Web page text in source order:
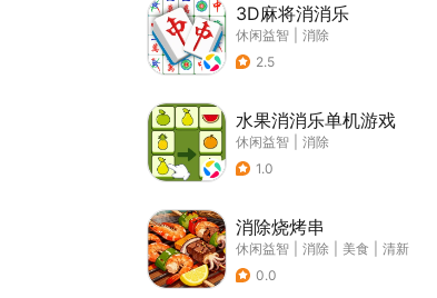
3D麻将消消乐
休闲益智
消除
2.5
水果消消乐单机游戏
休闲益智
消除
1.0
消除烧烤串
休闲益智 消除 美食
清新
0.0